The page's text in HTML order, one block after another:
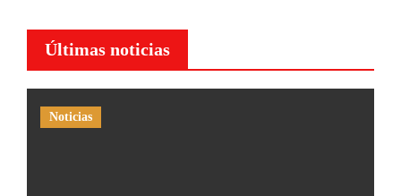
Últimas noticias
Noticias